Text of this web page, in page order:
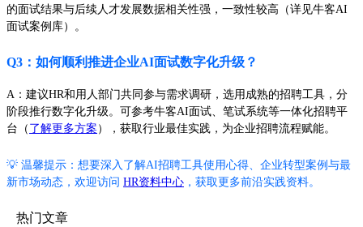
的面试结果与后续人才发展数据相关性强，一致性较高（详见牛客AI
面试案例库）。
Q3：如何顺利推进企业AI面试数字化升级？
A：建议HR和用人部门共同参与需求调研，选用成熟的招聘工具，分
阶段推行数字化升级。可参考牛客AI面试、笔试系统等一体化招聘平
台（ 了解更多方案 ），获取行业最佳实践，为企业招聘流程赋能。
💡 温馨提示：想要深入了解AI招聘工具使用心得、企业转型案例与最
新市场动态，欢迎访问 HR资料中心 ，获取更多前沿实践资料。
热门文章